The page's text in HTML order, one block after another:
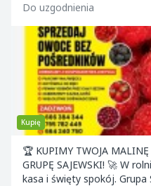
Do uzgodnienia
Kupię
🏆 KUPIMY TWOJA MALINĘ – POSTAW NA KONKRET I
GRUPĘ SAJEWSKI! 🚀 W
kasa i święty spokój. Grupa